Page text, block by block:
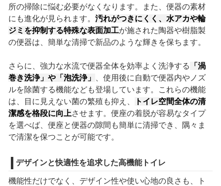
所の掃除に悩む必要がなくなります。また、便器の素材
にも進化が見られます。 汚れがつきにくく、水アカや輪
ジミを抑制する特殊な表面加工が施された陶器や樹脂製
の便器は、簡単な清掃で新品のような輝きを保ちます。
さらに、強力な水流で便器全体を効率よく洗浄する
「渦
巻き洗浄」や「泡洗浄」
、使用後に自動で便器内やノズ
ルを除菌する機能なども登場しています。これらの機能
は、目に見えない菌の繁殖も抑え、
トイレ空間全体の清
潔感を格段に向上させます。便座の着脱が容易なタイプ
を選べば、便座と便器の隙間も簡単に清掃でき、隅々ま
で清潔を保つことが可能です。
デザインと快適性を追求した高機能トイレ
機能性だけでなく、デザイン性や使い心地の良さも、ト